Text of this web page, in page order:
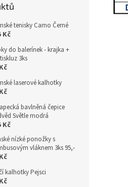
tenisky Camo Černé
Kč
do balerínek - krajka +
3ks
laserové kalhotky
bavlněná čepice
Světle modrá
Kč
nízké ponožky s
vláknem 3ks 95,-
kalhotky Pejsci